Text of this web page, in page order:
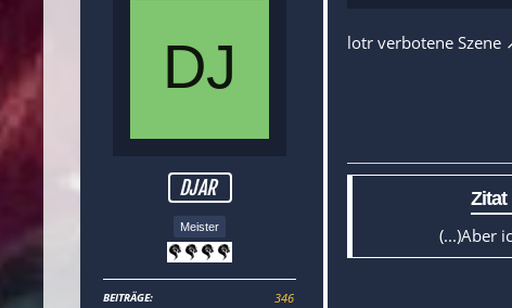
DJAR
Meister
BEITRÄGE 346
lotr verbotene Szene
Zitat
(...)Aber